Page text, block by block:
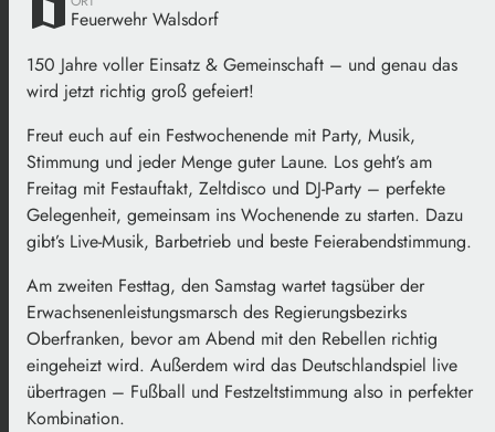
map Feuerwehr Walsdorf
150 Jahre voller Einsatz & Gemeinschaft – und genau das
wird jetzt richtig groß gefeiert!
Freut euch auf ein Festwochenende mit Party, Musik,
Stimmung und jeder Menge guter Laune. Los geht’s am
Freitag mit Festauftakt, Zeltdisco und DJ-Party – perfekte
Gelegenheit, gemeinsam ins Wochenende zu starten. Dazu
gibt’s Live-Musik, Barbetrieb und beste Feierabendstimmung.
Am zweiten Festtag, den Samstag wartet tagsüber der
Erwachsenenleistungsmarsch des Regierungsbezirks
Oberfranken, bevor am Abend mit den Rebellen richtig
eingeheizt wird. Außerdem wird das Deutschlandspiel live
übertragen – Fußball und Festzeltstimmung also in perfekter
Kombination.